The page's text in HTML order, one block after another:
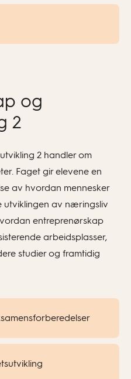
og
2
2 handler om
Faget gir elevene en
av hvordan mennesker
utviklingen av næringsliv
entreprenørskap
arbeidsplasser,
studier og framtidig